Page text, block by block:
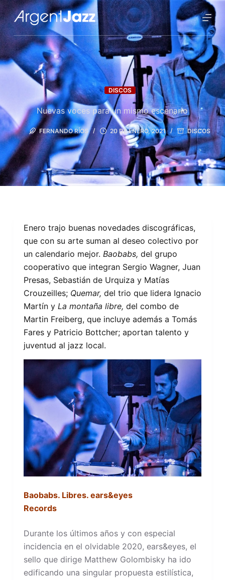
DISCOS
Nuevas voces para un mismo escenario
FERNANDO RÍOS 20 DE ENERO, 2021 DISCOS
Enero trajo buenas novedades discográficas,
que con su arte suman al deseo colectivo por
un calendario mejor. Baobabs, del grupo
cooperativo que integran Sergio Wagner, Juan
Presas, Sebastián de Urquiza y Matías
Crouzeilles;Quemar, del trio que lidera Ignacio
Martín y La montaña libre, del combo de
Martin Freiberg, que incluye además a Tomás
Fares y Patricio Bottcher; aportan talento y
juventud al jazz local.
Baobabs. Libres. ears&eyes
Records
Durante los últimos años y con especial
incidencia en el olvidable 2020, ears&eyes, el
sello que dirige Matthew Golombisky ha ido
edificando una singular propuesta estilística,